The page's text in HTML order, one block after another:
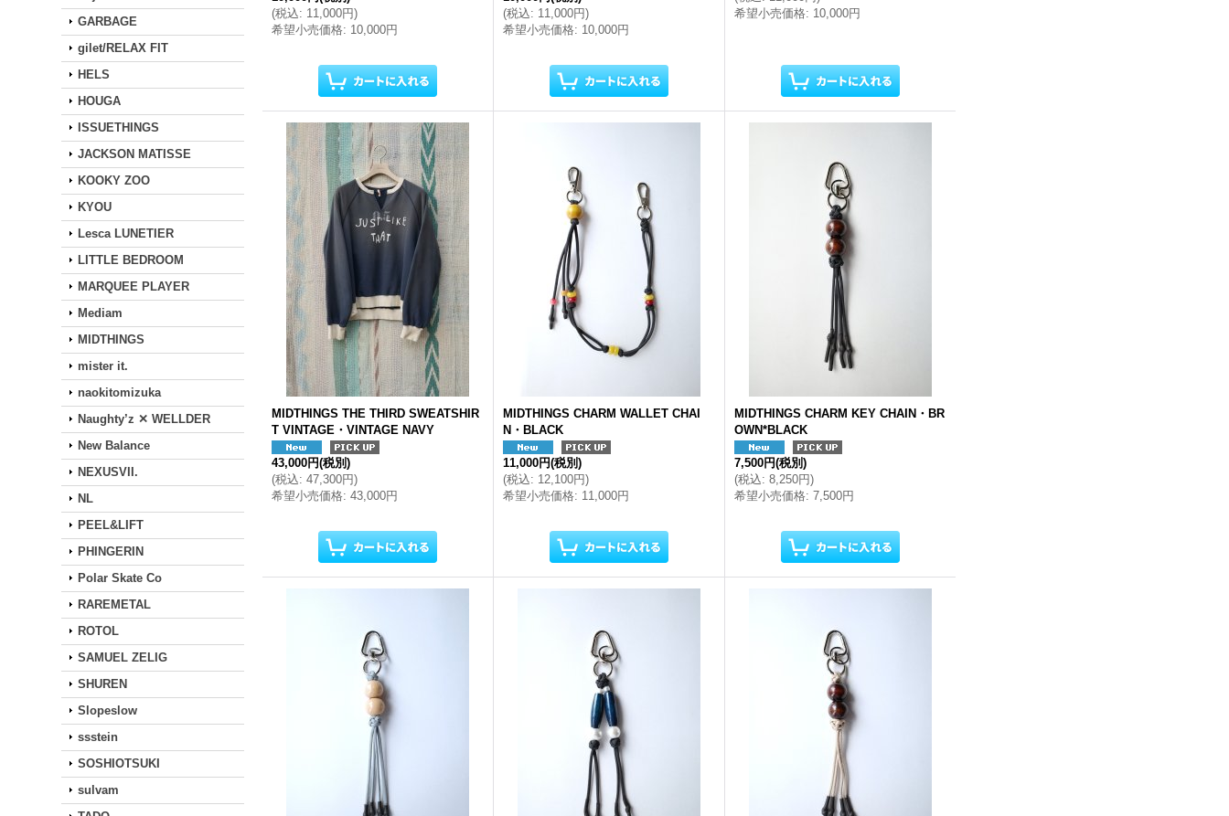
GARBAGE
gilet/RELAX FIT
HELS
HOUGA
ISSUETHINGS
JACKSON MATISSE
KOOKY ZOO
KYOU
Lesca LUNETIER
LITTLE BEDROOM
MARQUEE PLAYER
Mediam
MIDTHINGS
mister it.
naokitomizuka
Naughty’z ✕ WELLDER
New Balance
NEXUSVII.
NL
PEEL&LIFT
PHINGERIN
Polar Skate Co
RAREMETAL
ROTOL
SAMUEL ZELIG
SHUREN
Slopeslow
ssstein
SOSHIOTSUKI
sulvam
(税込: 11,000円)
希望小売価格: 10,000円
(税込: 11,000円)
希望小売価格: 10,000円
希望小売価格: 10,000円
MIDTHINGS THE THIRD SWEATSHIR
T VINTAGE・VINTAGE NAVY
43,000円(税別)
(税込: 47,300円)
希望小売価格: 43,000円
MIDTHINGS CHARM WALLET CHAI
N・BLACK
11,000円(税別)
(税込: 12,100円)
希望小売価格: 11,000円
MIDTHINGS CHARM KEY CHAIN・BR
OWN*BLACK
7,500円(税別)
(税込: 8,250円)
希望小売価格: 7,500円